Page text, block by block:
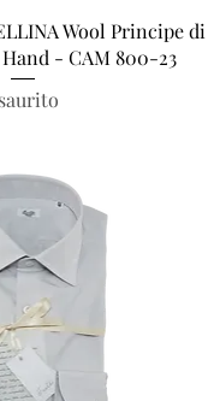
rapidaWool Principe di
- CAM 800-23